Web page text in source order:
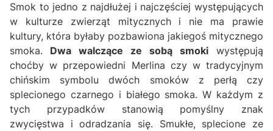
Smok to jedno z najdłużej i najczęściej występujących
w kulturze zwierząt mitycznych i nie ma prawie
kultury, która byłaby pozbawiona jakiegoś mitycznego
smoka. Dwa walczące ze sobą smoki występują
choćby w przepowiedni Merlina czy w tradycyjnym
chińskim symbolu dwóch smoków z perłą czy
splecionego czarnego i białego smoka. W każdym z
tych przypadków stanowią pomyślny znak
zwycięstwa i odradzania się. Smukłe, splecione ze